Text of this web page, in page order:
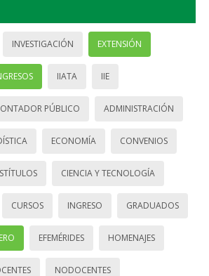
INVESTIGACIÓN EXTENSIÓN
IIATA IIE
PÚBLICO ADMINISTRACIÓN
ECONOMÍA CONVENIOS
CIENCIA Y TECNOLOGÍA
CURSOS INGRESO GRADUADOS
EFEMÉRIDES HOMENAJES
NODOCENTES